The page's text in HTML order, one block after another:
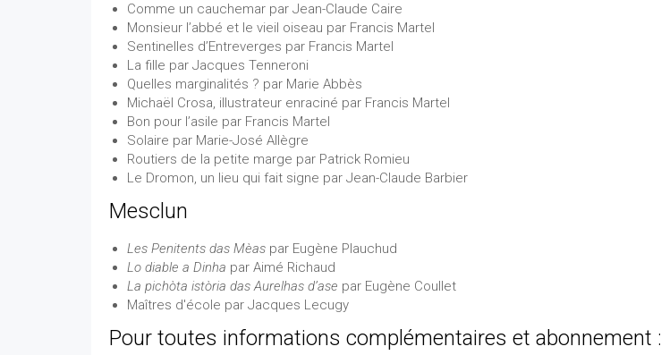
Comme un cauchemar par Jean-Claude Caire
Monsieur l’abbé et le vieil oiseau par Francis Martel
Sentinelles d’Entreverges par Francis Martel
La fille par Jacques Tenneroni
Quelles marginalités ? par Marie Abbès
Michaël Crosa, illustrateur enraciné par Francis Martel
Bon pour l’asile par Francis Martel
Solaire par Marie-José Allègre
Routiers de la petite marge par Patrick Romieu
Le Dromon, un lieu qui fait signe par Jean-Claude Barbier
Mesclun
Les Penitents das Mèas par Eugène Plauchud
Lo diable a Dinha par Aimé Richaud
La pichòta istòria das Aurelhas d’ase par Eugène Coullet
Maîtres d'école par Jacques Lecugy
Pour toutes informations complémentaires et abonnement :